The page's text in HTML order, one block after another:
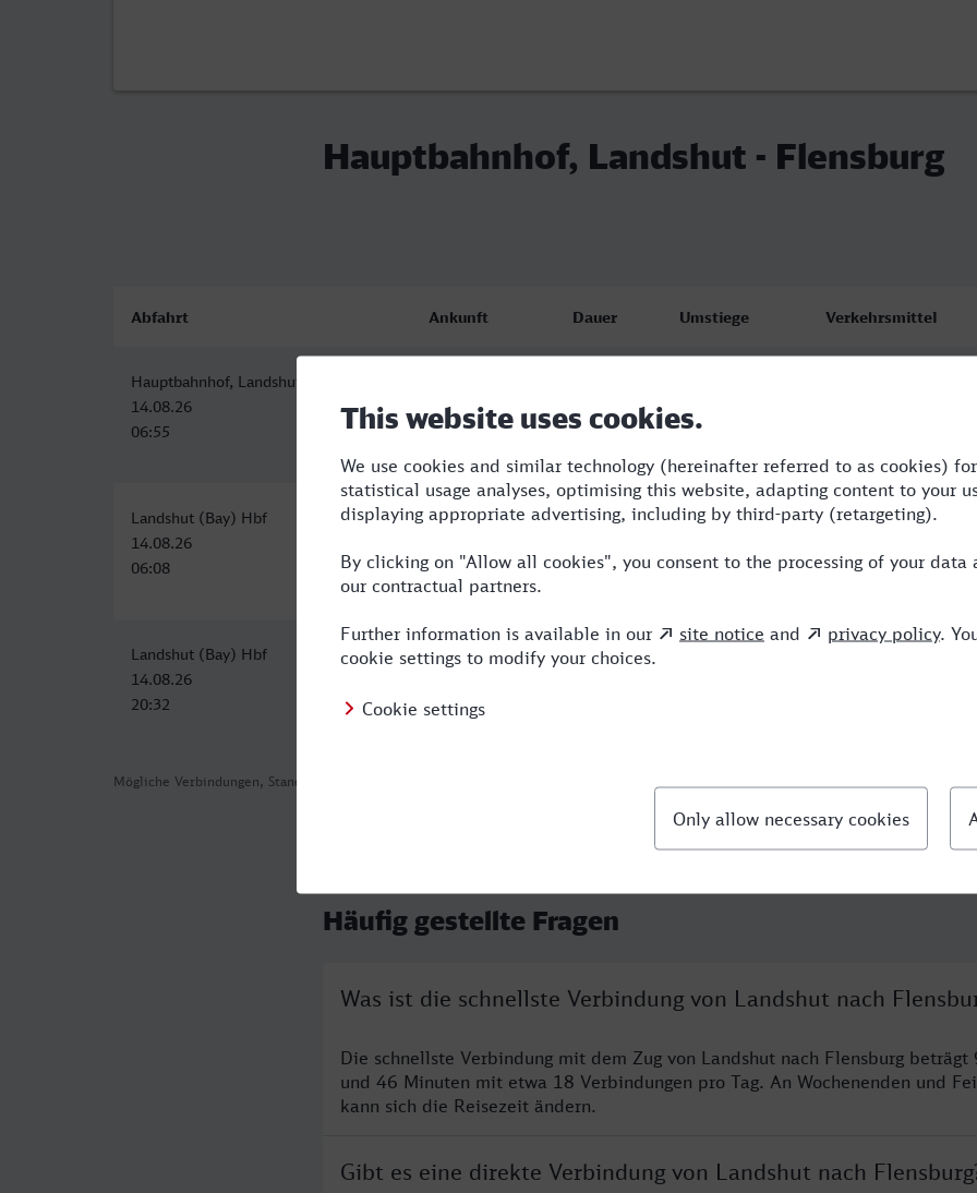
Hauptbahnhof, Landshut - Flensburg
Mögliche Verbindungen, Stand: 2026-07-31 05:12
Abfahrt Ankunft Dauer Umstiege Verkehrsmittel
Hauptbahnhof, Landshut
14.08.26
06:55
14.08.26
16:41
Landshut (Bay) Hbf
14.08.26
06:08
Flensburg
17:41
11:33 4 NBE,RE,ICE
Landshut (Bay) Hbf
14.08.26
20:32
Flensburg
09:41
13:09
Häufig gestellte Fragen
Was ist die schnellste Verbindung von Landshut nach
Die schnellste Verbindung mit dem Zug von Landshut nach Flensburg beträgt
und 46 Minuten mit etwa 18 Verbindungen pro Tag. An Wochenenden und
kann sich die Reisezeit ändern.
Gibt es eine direkte Verbindung von Landshut nach